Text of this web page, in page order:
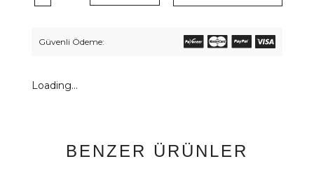
Güvenli Ödeme:
Loading...
BENZER ÜRÜNLER